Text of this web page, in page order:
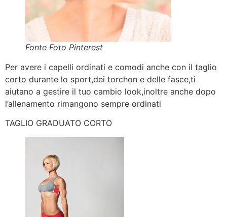
Fonte Foto Pinterest
Per avere i capelli ordinati e comodi anche con il taglio
corto durante lo sport,dei torchon e delle fasce,ti
aiutano a gestire il tuo cambio look,inoltre anche dopo
l’allenamento rimangono sempre ordinati
TAGLIO GRADUATO CORTO